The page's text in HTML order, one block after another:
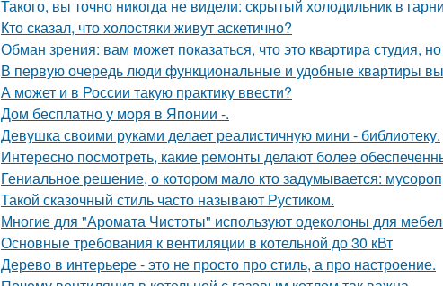
Такого, вы точно никогда не видели: скрытый холодильник в
Кто сказал, что холостяки живут аскетично?
Обман зрения: вам может показаться, что это квартира студия,
В первую очередь люди функциональные и удобные квартиры
А может и в России такую практику ввести?
Дом бесплатно у моря в Японии -.
Девушка своими руками делает реалистичную мини - библиотеку.
Интересно посмотреть, какие ремонты делают более
Гениальное решение, о котором мало кто задумывается:
Такой сказочный стиль часто называют Рустиком.
Многие для "Аромата Чистоты" используют одеколоны для
Основные требования к вентиляции в котельной до 30 кВт
Дерево в интерьере - это не просто про стиль, а про настроение.